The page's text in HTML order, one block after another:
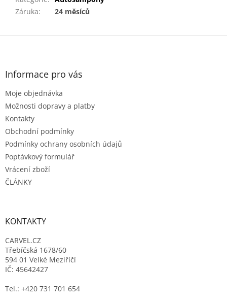
Záruka: 24 měsíců
Z
Informace pro vás
Moje objednávka
Možnosti dopravy a platby
Kontakty
Obchodní podmínky
Podmínky ochrany osobních údajů
Poptávkový formulář
Vrácení zboží
ČLÁNKY
KONTAKTY
CARVEL.CZ
Třebíčská 1678/60
594 01 Velké Meziříčí
IČ: 45642427
Tel.: +420 731 701 654